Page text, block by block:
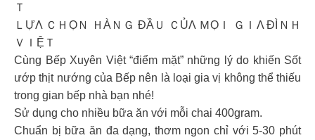
Ｔ
ＬỰΛ ＣＨỌＮ ＨÀＮＧ ĐẦＵ ＣỦΛ ＭỌＩ ＧＩΛ ĐÌＮＨ
ＶＩỆＴ
Cùng Bếp Xuyên Việt “điểm mặt” những lý do khiến Sốt
ướp thịt nướng của Bếp nên là loại gia vị không thể thiếu
trong gian bếp nhà bạn nhé!
Sử dụng cho nhiều bữa ăn với mỗi chai 400gram.
Chuẩn bị bữa ăn đa dạng, thơm ngon chỉ với 5-30 phút